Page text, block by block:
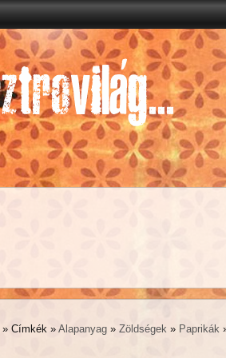
» Címkék »Alapanyag »Zöldségek » Paprikák